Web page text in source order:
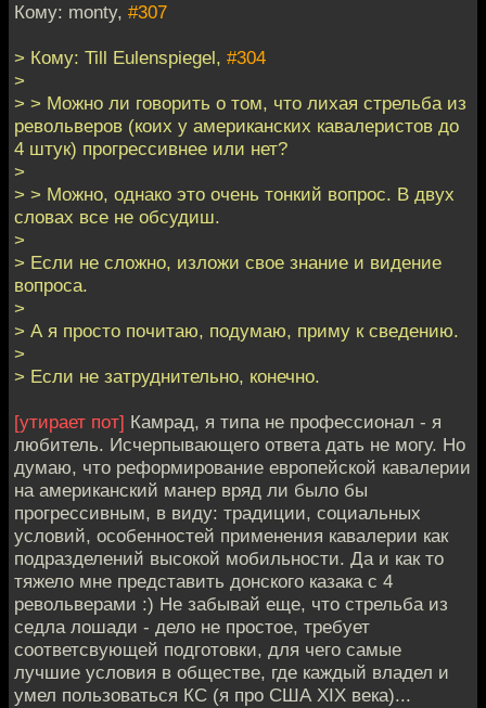
Кому: monty, #307
> Кому: Till Eulenspiegel, #304
>
> > Можно ли говорить о том, что лихая стрельба из
револьверов (коих у американских кавалеристов до
4 штук) прогрессивнее или нет?
>
> > Можно, однако это очень тонкий вопрос. В двух
словах все не обсудиш.
>
> Если не сложно, изложи свое знание и видение
вопроса.
>
> А я просто почитаю, подумаю, приму к сведению.
>
> Если не затруднительно, конечно.
[утирает пот] Камрад, я типа не профессионал - я
любитель. Исчерпывающего ответа дать не могу. Но
думаю, что реформирование европейской кавалерии
на американский манер вряд ли было бы
прогрессивным, в виду: традиции, социальных
условий, особенностей применения кавалерии как
подразделений высокой мобильности. Да и как то
тяжело мне представить донского казака с 4
револьверами :) Не забывай еще, что стрельба из
седла лошади - дело не простое, требует
соответсвующей подготовки, для чего самые
лучшие условия в обществе, где каждый владел и
умел пользоваться КС (я про США ХIX века)...